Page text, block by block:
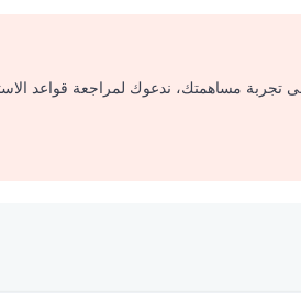
تجربة مساهمتك، ندعوك لمراجعة قواعد